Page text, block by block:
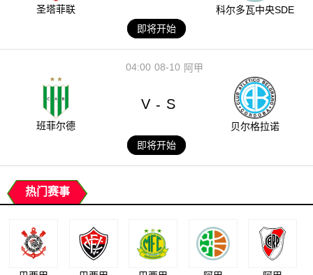
圣塔菲联
科尔多瓦中央SDE
即将开始
08-10
04:00 阿甲
班菲尔德
V - S
贝尔格拉诺
即将开始
热门赛事